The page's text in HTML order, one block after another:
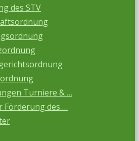
des STV
Turniere & …
Förderung des …